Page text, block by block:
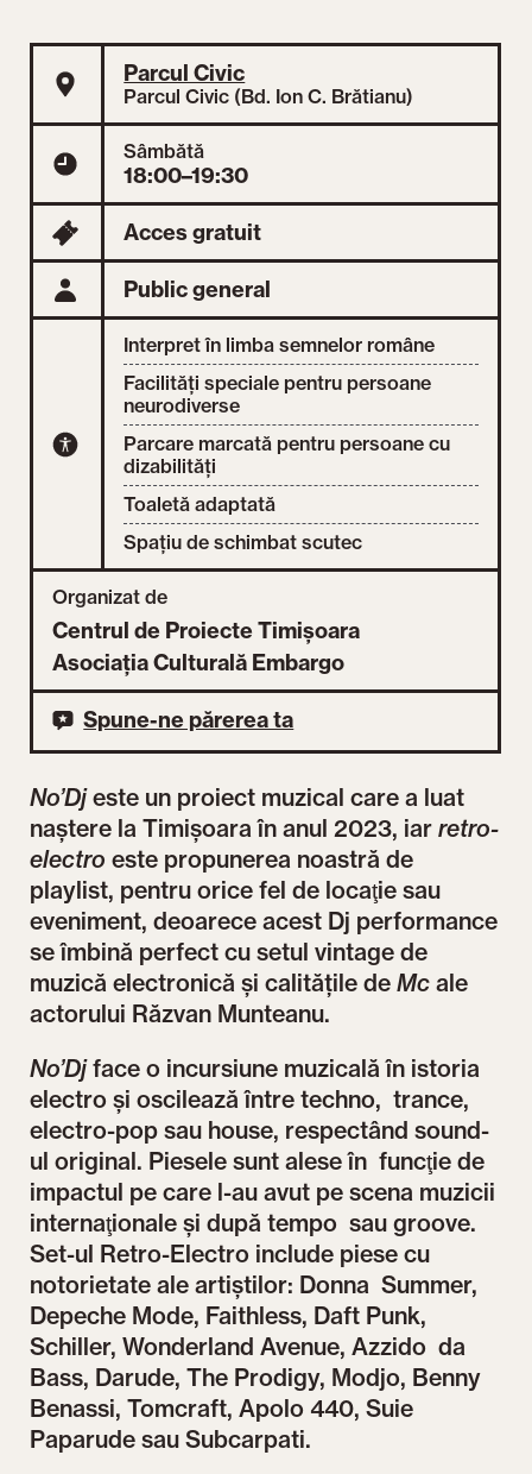
No’Djeste un proiect muzical care a luat
naștere la Timișoara în anul 2023, iarretro-
electro este propunerea noastră de
playlist, pentru orice fel de locaţie sau
eveniment, deoarece acest Dj performance
se îmbină perfect cu setul vintage de
muzică electronică şi calitățile deMc ale
actorului Răzvan Munteanu.
No’Djface o incursiune muzicală în istoria
electro şi oscilează între techno, trance,
electro-pop sau house, respectând sound-
ul original. Piesele sunt alese în funcţie de
impactul pe care l-au avut pe scena muzicii
internaţionale şi după tempo sau groove.
Set-ul Retro-Electro include piese cu
notorietate ale artiştilor: Donna Summer,
Depeche Mode, Faithless, Daft Punk,
Schiller, Wonderland Avenue, Azzido da
Bass, Darude, The Prodigy, Modjo, Benny
Benassi, Tomcraft, Apolo 440, Suie
Paparude sau Subcarpati.
Parcul Civic
Parcul Civic (Bd. Ion C. Brătianu)
Sâmbătă
18:00–19:30
Acces gratuit
Public general
Interpret în limba semnelor române
Facilități speciale pentru persoane
neurodiverse
Parcare marcată pentru persoane cu
dizabilități
Toaletă adaptată
Spațiu de schimbat scutec
Organizat de
Centrul de Proiecte Timișoara
Asociația Culturală Embargo
Spune-ne părerea ta